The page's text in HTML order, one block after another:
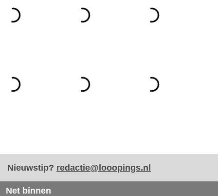
Nieuwstip? redactie@looopings.nl
Net binnen